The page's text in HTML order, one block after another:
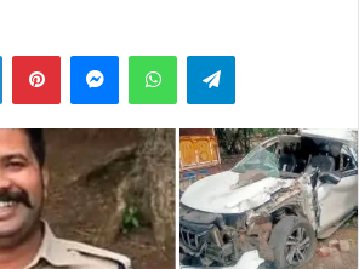
LinkedInPinterestMessengerWhatsAppTelegram